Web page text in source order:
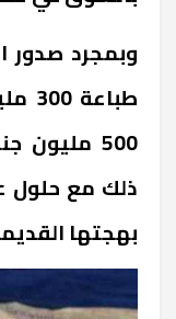
وبمجرد صدور
500
ذلك مع حلول
بهجتها